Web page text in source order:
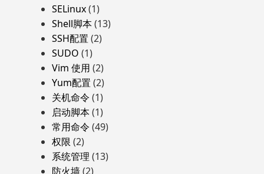
SELinux(1)
Shell脚本(13)
SSH配置 (2)
SUDO (1)
Vim 使用 (2)
Yum配置 (2)
关机命令 (1)
启动脚本(1)
常用命令 (49)
权限 (2)
系统管理 (13)
防火墙(2)